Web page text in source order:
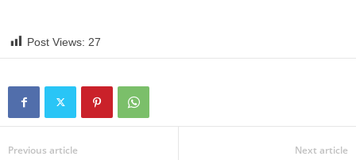
Post Views: 27
Previous article Next article